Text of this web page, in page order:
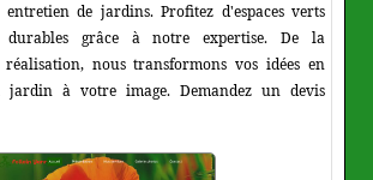
entretien de jardins. Profitez d'espaces verts
durables grâce à notre expertise. De la
nous transformons vos idées en
à votre image. Demandez un devis